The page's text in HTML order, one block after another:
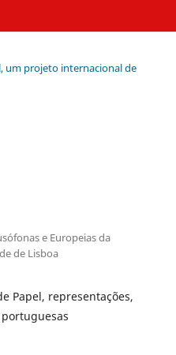
um projeto internacional de
e Europeias da
de Lisboa
Papel, representações,